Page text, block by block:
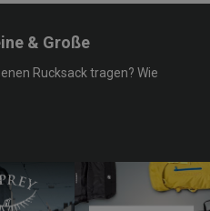
& Große
Rucksack tragen? Wie